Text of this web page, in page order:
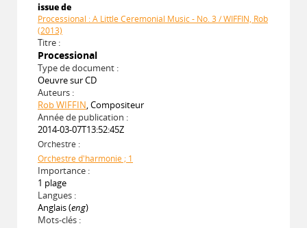
issue de
Processional : A Little Ceremonial Music - No. 3 / WIFFIN, Rob
(2013)
Titre :
Processional
Type de document :
Oeuvre sur CD
Auteurs :
Rob WIFFIN, Compositeur
Année de publication :
2014-03-07T13:52:45Z
Orchestre :
Orchestre d'harmonie ; 1
Importance :
1 plage
Langues :
Anglais (eng)
Mots-clés :